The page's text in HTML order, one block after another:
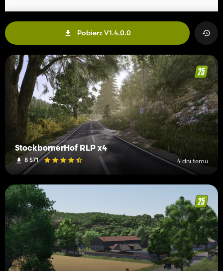
Pobierz V1.4.0.0
StockbornerHof RLP x4
8 571 4 dni temu